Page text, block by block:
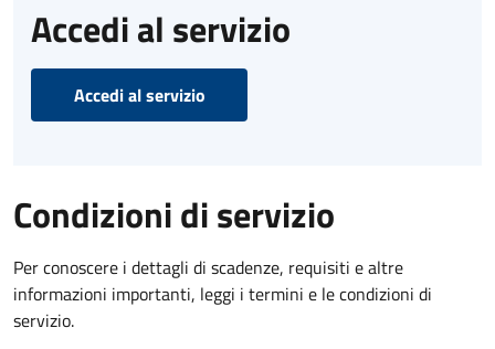
Accedi al servizio
Accedi al servizio
Condizioni di servizio
Per conoscere i dettagli di scadenze, requisiti e altre
informazioni importanti, leggi i termini e le condizioni di
servizio.